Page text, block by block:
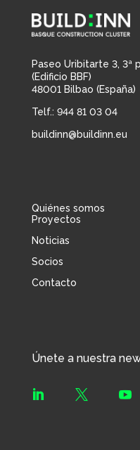
Paseo Uribitarte 3, 3ª
(Edificio BBF)
48001 Bilbao (España)
Telf.: 944 81 03 04
buildinn@buildinn.eu
Quiénes somos
Proyectos
Noticias
Socios
Contacto
Únete a nuestra
  